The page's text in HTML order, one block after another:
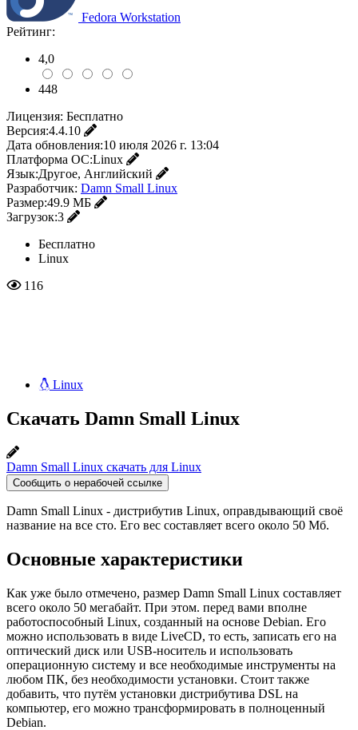
Fedora Workstation
Рейтинг:
4,0
448
Лицензия: Бесплатно
Версия:4.4.10
Дата обновления:10 июля 2026 г. 13:04
Платформа ОС:Linux
Язык:Другое, Английский
Разработчик: Damn Small Linux
Размер:49.9 МБ
Загрузок:3
Бесплатно
Linux
116
Linux
Скачать Damn Small Linux
Damn Small Linux скачать для Linux
Сообщить о нерабочей ссылке
Damn Small Linux - дистрибутив Linux, оправдывающий своё
название на все сто. Его вес составляет всего около 50 Мб.
Основные характеристики
Как уже было отмечено, размер Damn Small Linux составляет
всего около 50 мегабайт. При этом. перед вами вполне
работоспособный Linux, созданный на основе Debian. Его
можно использовать в виде LiveCD, то есть, записать его на
оптический диск или USB-носитель и использовать
операционную систему и все необходимые инструменты на
любом ПК, без необходимости установки. Стоит также
добавить, что путём установки дистрибутива DSL на
компьютер, его можно трансформировать в полноценный
Debian.